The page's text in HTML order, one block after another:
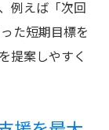
い事前準備
例えば「次回
た短期目標を
提案しやすく